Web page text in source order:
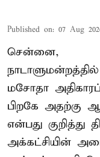
Published on: 07 Aug
சென்னை,
மசோதா
பிறகே அதற்கு
என்பது குறித்து
அக்கட்சியின்